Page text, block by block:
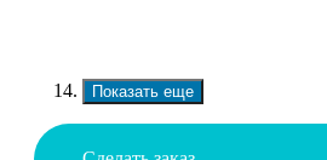
Показать еще